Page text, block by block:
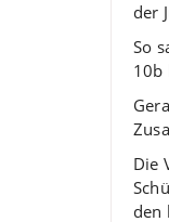
der
So
10b
Die
den